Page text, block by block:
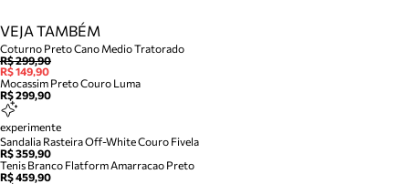
VEJA TAMBÉM
Coturno Preto Cano Medio Tratorado
R$ 299,90
R$ 149,90
Mocassim Preto Couro Luma
R$ 299,90
experimente
Sandalia Rasteira Off-White Couro Fivela
R$ 359,90
Tenis Branco Flatform Amarracao Preto
R$ 459,90